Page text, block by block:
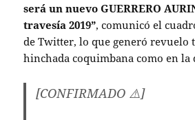
será un nuevo GUERRERO
travesía 2019”, comunicó el
de Twitter, lo que generó revuelo
hinchada coquimbana como en la
[CONFIRMADO ⚠️]